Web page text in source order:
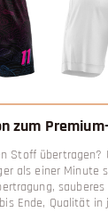
zum
Stoff übertragen?
als einer Minute
Ende, Qualität